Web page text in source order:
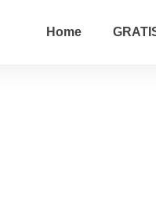
Home